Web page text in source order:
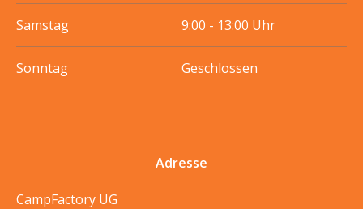
Samstag 9:00 - 13:00 Uhr
Sonntag Geschlossen
Adresse
CampFactory UG